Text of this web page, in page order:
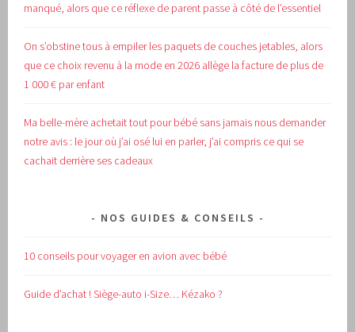
manqué, alors que ce réflexe de parent passe à côté de l’essentiel
On s’obstine tous à empiler les paquets de couches jetables, alors
que ce choix revenu à la mode en 2026 allège la facture de plus de
1 000 € par enfant
Ma belle-mère achetait tout pour bébé sans jamais nous demander
notre avis : le jour où j’ai osé lui en parler, j’ai compris ce qui se
cachait derrière ses cadeaux
NOS GUIDES & CONSEILS
10 conseils pour voyager en avion avec bébé
Guide d’achat !Siège-auto i-Size… Kézako ?